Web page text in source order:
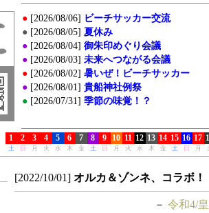
[2022/10/01] オルカ＆ゾンネ、コラボ！
－ 令和4/